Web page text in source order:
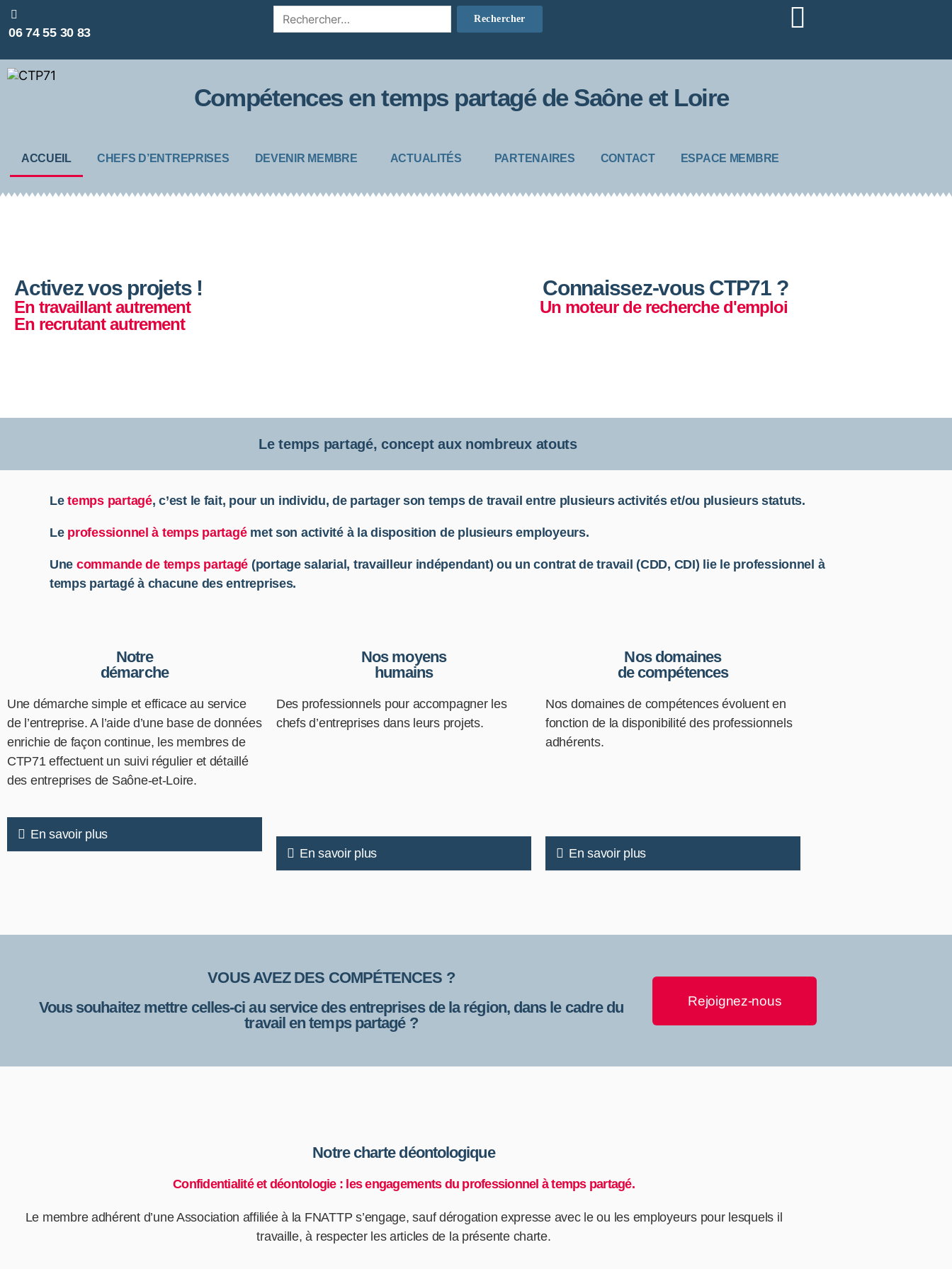
06 74 55 30 83
Compétences en temps partagé de Saône et Loire
ACCUEIL CHEFS D’ENTREPRISES DEVENIR MEMBRE ACTUALITÉS PARTENAIRES CONTACT ESPACE MEMBRE
Activez vos projets !
En travaillant autrement
En recrutant autrement
Connaissez-vous CTP71 ?
Un moteur de recherche d'emploi
Le temps partagé, concept aux nombreux atouts
Letemps partagé, c’est le fait, pour un individu, de partager son temps de travail entre plusieurs activités et/ou plusieurs statuts.
Le professionnel à temps partagémet son activité à la disposition de plusieurs employeurs.
Une commande de temps partagé (portage salarial, travailleur indépendant) ou un contrat de travail (CDD, CDI) lie le professionnel à
temps partagé à chacune des entreprises.
Notre
démarche
Une démarche simple et efficace au service
de l’entreprise. A l’aide d’une base de données
enrichie de façon continue, les membres de
CTP71 effectuent un suivi régulier et détaillé
des entreprises de Saône-et-Loire.
En savoir plus
Nos moyens
humains
Des professionnels pour accompagner les
chefs d’entreprises dans leurs projets.
En savoir plus
Nos domaines
de compétences
Nos domaines de compétences évoluent en
fonction de la disponibilité des professionnels
adhérents.
En savoir plus
VOUS AVEZ DES COMPÉTENCES ?
Vous souhaitez mettre celles-ci au service des entreprises de la région, dans le cadre du
travail en temps partagé ?
Rejoignez-nous
Notre charte déontologique
Confidentialité et déontologie : les engagements du professionnel à temps partagé.
Le membre adhérent d’une Association affiliée à la FNATTP s’engage, sauf dérogation expresse avec le ou les employeurs pour lesquels il
travaille, à respecter les articles de la présente charte.